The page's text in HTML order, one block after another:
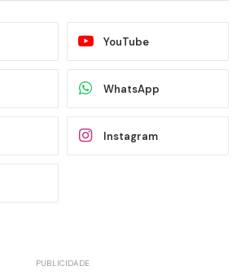
YouTube
WhatsApp
Instagram